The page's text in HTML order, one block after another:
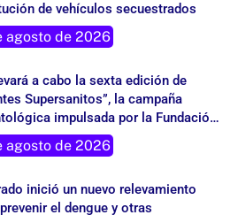
agosto de 2026
Supersanitos”, la campaña
impulsada por la Fundación
London Supply
agosto de 2026
el dengue y otras
transmitidas por